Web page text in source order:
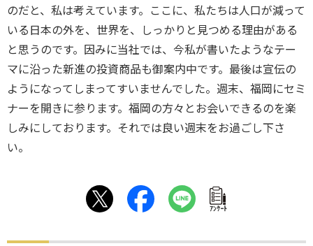
のだと、私は考えています。ここに、私たちは人口が減って
いる日本の外を、世界を、しっかりと見つめる理由がある
と思うのです。因みに当社では、今私が書いたようなテー
マに沿った新進の投資商品も御案内中です。最後は宣伝の
ようになってしまってすいませんでした。週末、福岡にセミ
ナーを開きに参ります。福岡の方々とお会いできるのを楽
しみにしております。それでは良い週末をお過ごし下さ
い。
ｱﾝｹｰﾄ